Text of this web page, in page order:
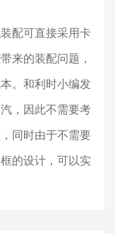
配可直接采用卡
来的装配问题，
。和利时小编发
，因此不需要考
同时由于不需要
的设计，可以实